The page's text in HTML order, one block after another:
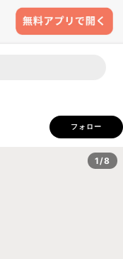
フォロー
1/8